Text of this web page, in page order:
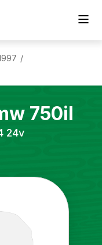
/
750il
24v